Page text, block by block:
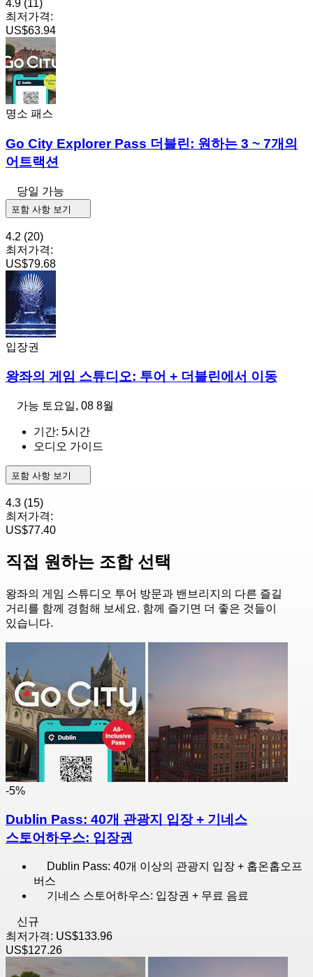
4.9 (11)
최저가격:
US$63.94
명소 패스
Go City Explorer Pass 더블린: 원하는 3 ~ 7개의
어트랙션
당일 가능
포함 사항 보기
4.2 (20)
최저가격:
US$79.68
입장권
왕좌의 게임 스튜디오: 투어 + 더블린에서 이동
가능 토요일, 08 8월
기간: 5시간
오디오 가이드
포함 사항 보기
4.3 (15)
최저가격:
US$77.40
직접 원하는 조합 선택
왕좌의 게임 스튜디오 투어 방문과 밴브리지의 다른 즐길
거리를 함께 경험해 보세요. 함께 즐기면 더 좋은 것들이
있습니다.
-5%
Dublin Pass: 40개 관광지 입장 + 기네스
스토어하우스: 입장권
Dublin Pass: 40개 이상의 관광지 입장 + 홉온홉오프
버스
기네스 스토어하우스: 입장권 + 무료 음료
신규
최저가격: US$133.96
US$127.26